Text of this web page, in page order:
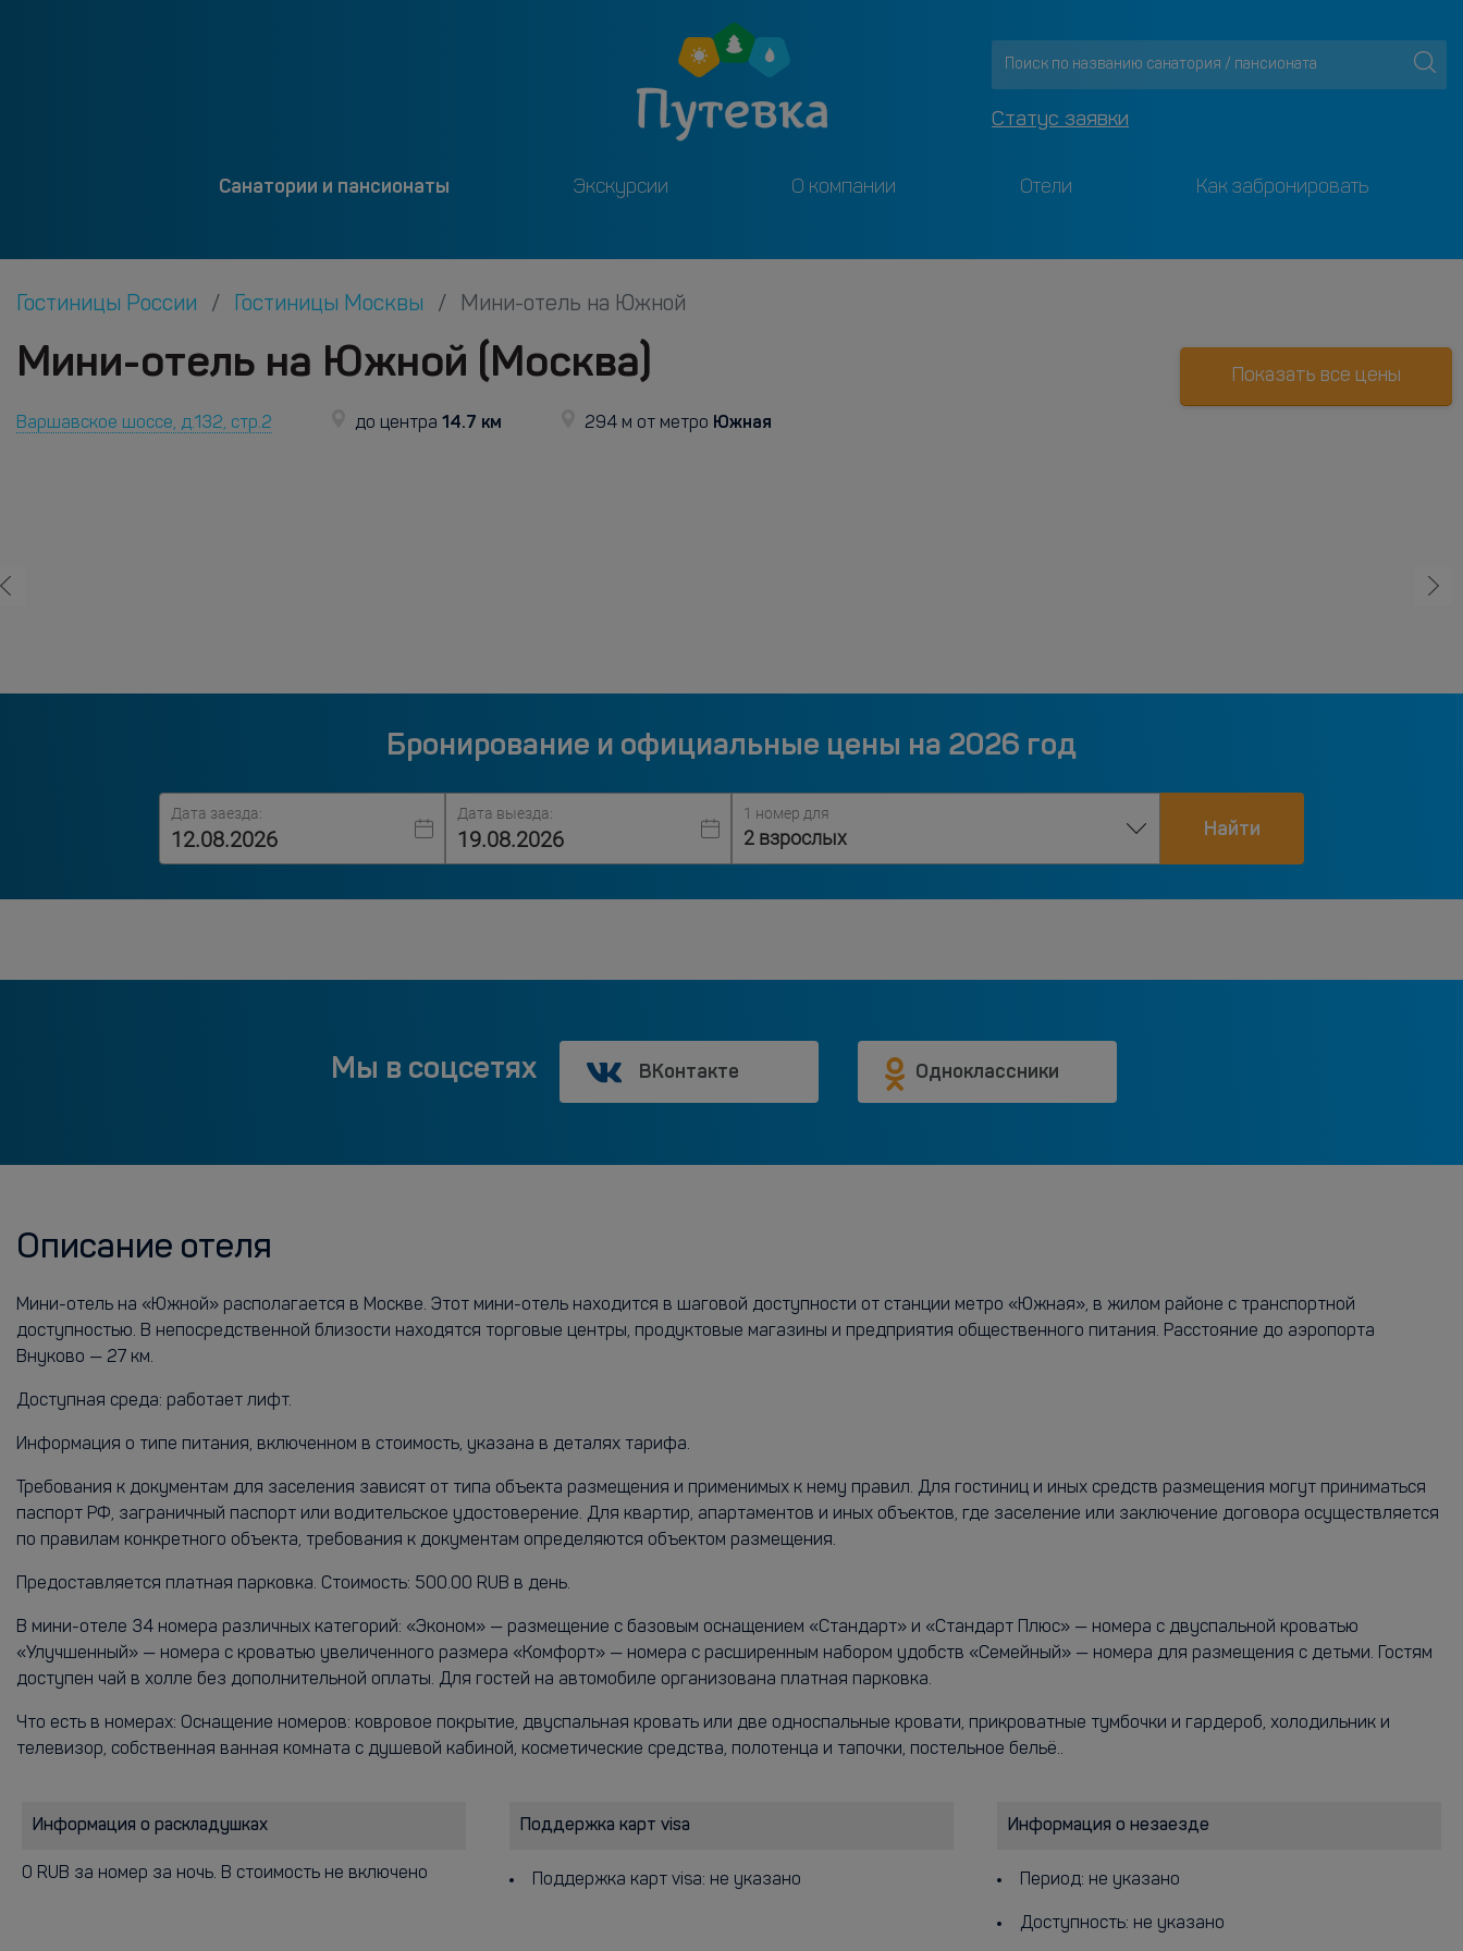
Статус заявки
Санатории и пансионаты Экскурсии О компании Отели Как забронировать
Гостиницы России Гостиницы Москвы Мини-отель на Южной
Мини-отель на Южной (Москва)
Варшавское шоссе, д.132, стр.2 до центра 14.7 км 294 м от метро Южная
Показать все цены
Бронирование и официальные цены на 2026 год
Дата заезда: Дата выезда: 1 номер для
2 взрослых Найти
Мы в соцсетях ВКонтакте Одноклассники
Описание отеля
Мини-отель на «Южной» располагается в Москве. Этот мини-отель находится в шаговой доступности от станции метро «Южная», в жилом районе с транспортной
доступностью. В непосредственной близости находятся торговые центры, продуктовые магазины и предприятия общественного питания. Расстояние до аэропорта
Внуково — 27 км.
Доступная среда: работает лифт.
Информация о типе питания, включенном в стоимость, указана в деталях тарифа.
Требования к документам для заселения зависят от типа объекта размещения и применимых к нему правил. Для гостиниц и иных средств размещения могут приниматься
паспорт РФ, заграничный паспорт или водительское удостоверение. Для квартир, апартаментов и иных объектов, где заселение или заключение договора осуществляется
по правилам конкретного объекта, требования к документам определяются объектом размещения.
Предоставляется платная парковка. Стоимость: 500.00 RUB в день.
В мини-отеле 34 номера различных категорий: «Эконом» — размещение с базовым оснащением «Стандарт» и «Стандарт Плюс» — номера с двуспальной кроватью
«Улучшенный» — номера с кроватью увеличенного размера «Комфорт» — номера с расширенным набором удобств «Семейный» — номера для размещения с детьми. Гостям
доступен чай в холле без дополнительной оплаты. Для гостей на автомобиле организована платная парковка.
Что есть в номерах: Оснащение номеров: ковровое покрытие, двуспальная кровать или две односпальные кровати, прикроватные тумбочки и гардероб, холодильник и
телевизор, собственная ванная комната с душевой кабиной, косметические средства, полотенца и тапочки, постельное бельё..
Информация о раскладушках
0 RUB за номер за ночь. В стоимость не включено
Поддержка карт visa
Поддержка карт visa: не указано
Информация о незаезде
Период: не указано
Доступность: не указано